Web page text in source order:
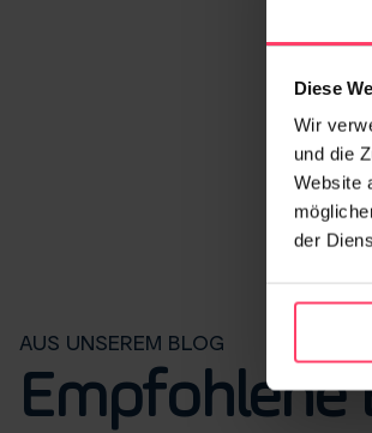
Diese
Wir
und die
Website
der
AUS UNSEREM BLOG
Empfohlene